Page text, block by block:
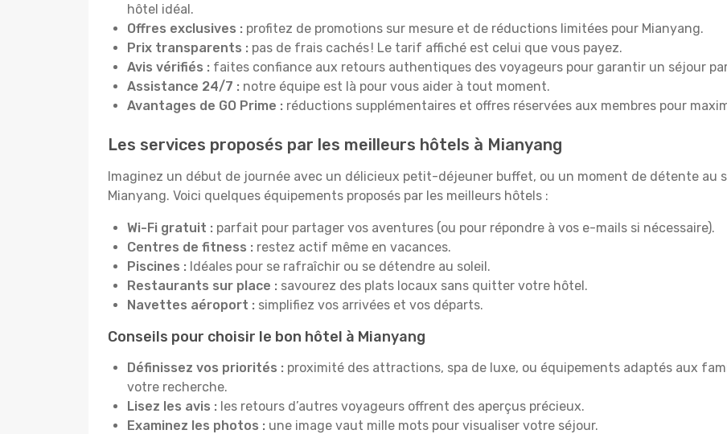
hôtel idéal.
Offres exclusives : profitez de promotions sur mesure et de réductions limitées pour Mianyang.
Prix transparents : pas de frais cachés ! Le tarif affiché est celui que vous payez.
Avis vérifiés : faites confiance aux retours authentiques des voyageurs pour garantir un séjour
Assistance 24/7 : notre équipe est là pour vous aider à tout moment.
Avantages de GO Prime : réductions supplémentaires et offres réservées aux membres pour
Les services proposés par les meilleurs hôtels à Mianyang
Imaginez un début de journée avec un délicieux petit-déjeuner buffet, ou un moment de détente au
Mianyang. Voici quelques équipements proposés par les meilleurs hôtels :
Wi-Fi gratuit : parfait pour partager vos aventures (ou pour répondre à vos e-mails si nécessaire).
Centres de fitness : restez actif même en vacances.
Piscines : Idéales pour se rafraîchir ou se détendre au soleil.
Restaurants sur place : savourez des plats locaux sans quitter votre hôtel.
Navettes aéroport : simplifiez vos arrivées et vos départs.
Conseils pour choisir le bon hôtel à Mianyang
Définissez vos priorités : proximité des attractions, spa de luxe, ou équipements adaptés aux
votre recherche.
Lisez les avis : les retours d’autres voyageurs offrent des aperçus précieux.
Examinez les photos : une image vaut mille mots pour visualiser votre séjour.